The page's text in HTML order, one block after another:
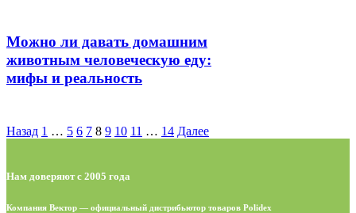
Можно ли давать домашним
животным человеческую еду:
мифы и реальность
Назад 1 … 5 6 7 8 9 10 11 … 14 Далее
Нам доверяют с 2005 года
Компания Вектор — официальный дистрибьютор товаров Polidex